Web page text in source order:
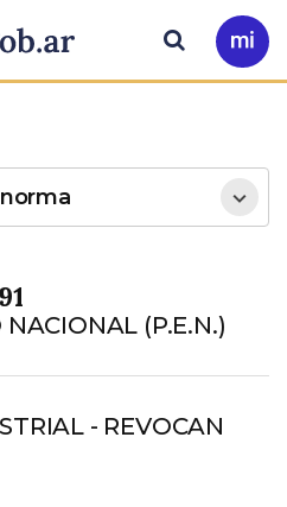
Ir
a
Buscar
(P.E.N.)
- REVOCAN